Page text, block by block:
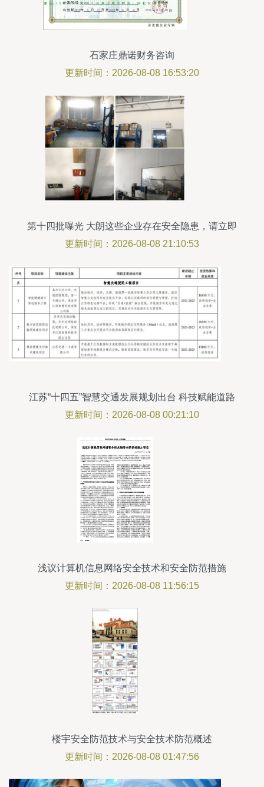
石家庄鼎诺财务咨询
更新时间：2026-08-08 16:53:20
第十四批曝光 大朗这些企业存在安全隐患，请立即
整改
更新时间：2026-08-08 21:10:53
江苏“十四五”智慧交通发展规划出台 科技赋能道路
安全建设与行业新格局
更新时间：2026-08-08 00:21:10
浅议计算机信息网络安全技术和安全防范措施
更新时间：2026-08-08 11:56:15
楼宇安全防范技术与安全技术防范概述
更新时间：2026-08-08 01:47:56